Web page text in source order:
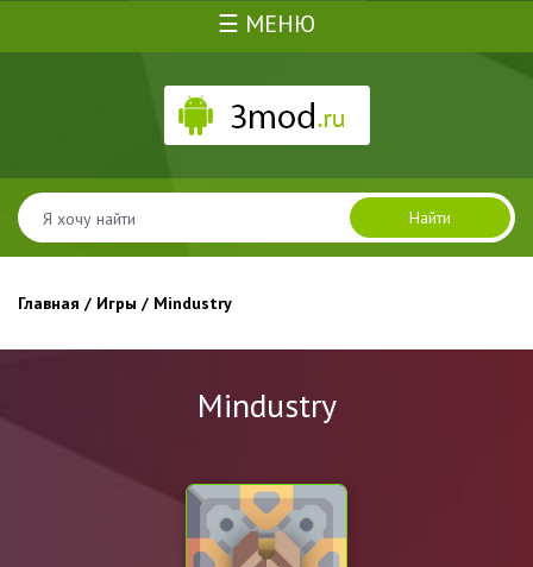
☰ МЕНЮ
Найти
Главная / Игры / Mindustry
Mindustry